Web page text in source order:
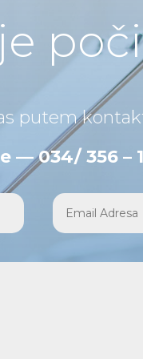
putem
— 034/ 356 –